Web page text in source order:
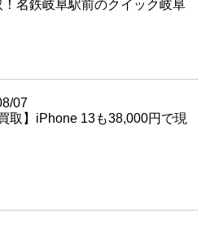
！名鉄岐阜駅前のクイック岐阜
07
取】iPhone 13も38,000円で現